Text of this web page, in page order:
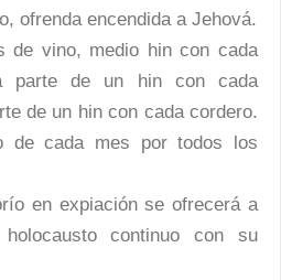
ofrenda encendida a Jehová.
de vino, medio hin con cada
parte de un hin con cada
de un hin con cada cordero.
de cada mes por todos los
en expiación se ofrecerá a
continuo con su